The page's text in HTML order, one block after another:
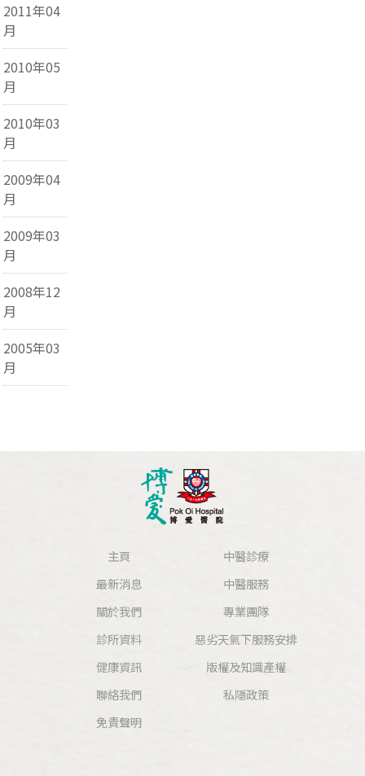
2011年04
月
2010年05
月
2010年03
月
2009年04
月
2009年03
月
2008年12
月
2005年03
月
主頁
最新消息
關於我們
中醫診療
中醫服務
專業團隊
診所資料
健康資訊
聯絡我們
惡劣天氣下服務安排
版權及知識產權
私隱政策
免責聲明